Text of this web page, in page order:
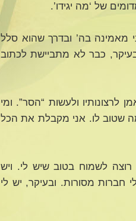
של ‘מה יגידו’.
מאמינה בה’ ובדרך שהוא סלל
כבר לא מתביישת לכתוב
לרצונותיו ולעשות “הסר”. ומי
שטוב לו. אני מקבלת את הכל
לשמוח בטוב שיש לי. ויש
חברות מסורות. ובעיקר, יש לי